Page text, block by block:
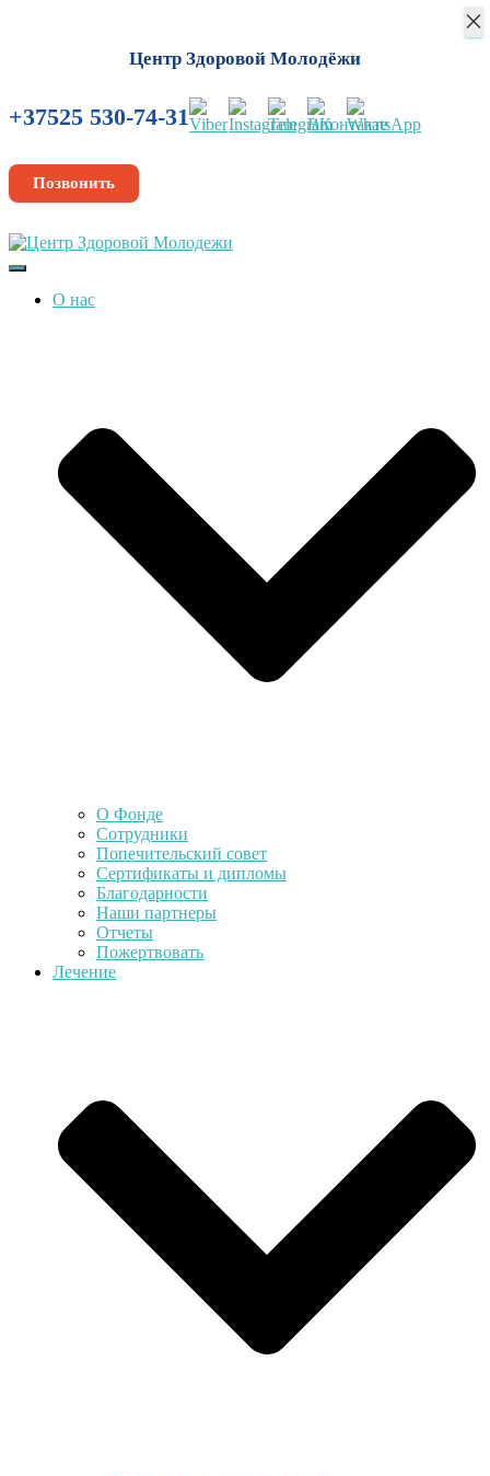
Центр Здоровой Молодёжи
+37525 530-74-31
Позвонить
Переключить
навигацию
О нас
О Фонде
Сотрудники
Попечительский совет
Сертификаты и дипломы
Благодарности
Наши партнеры
Отчеты
Пожертвовать
Лечение
×